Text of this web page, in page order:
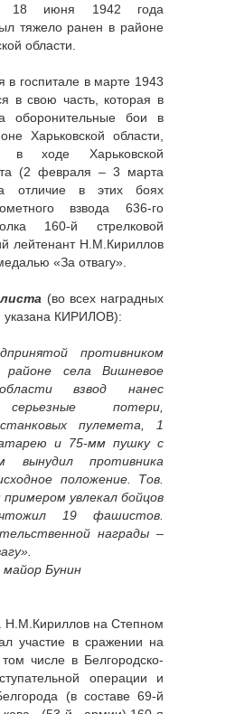
18 июня 1942 года
тяжело ранен в районе
области.
в госпитале в марте 1943
в свою часть, которая в
оборонительные бои в
Харьковской области,
в ходе Харьковской
(2 февраля – 3 марта
отличие в этих боях
взвода 636-го
160-й стрелковой
лейтенант Н.М.Кириллов
«За отвагу».
(во всех наградных
указана КИРИЛОВ):
противником
села Вишневое
взвод нанес
потери,
пулемета, 1
и 75-мм пушку с
вынудил противника
положение. Тов.
увлекал бойцов
19 фашистов.
награды –
майор Бунин
Н.М.Кириллов на Степном
участие в сражении на
числе в Белгородско-
операции и
(в составе 69-й